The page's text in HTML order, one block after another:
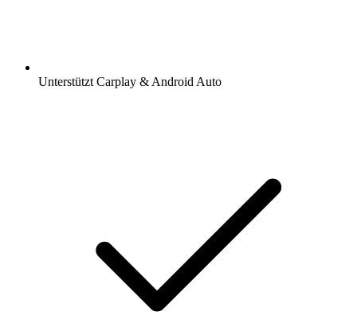
Unterstützt Carplay & Android Auto